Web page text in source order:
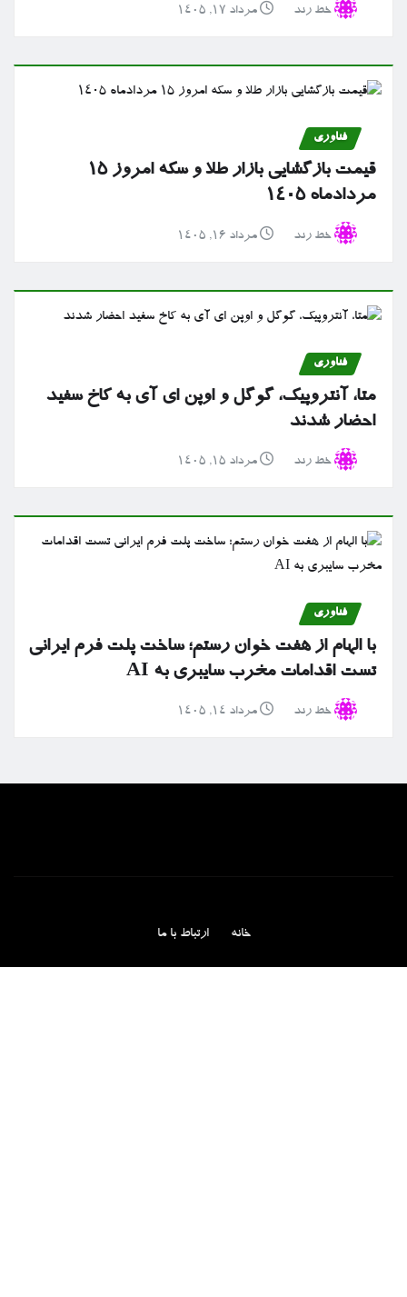
خط رند مرداد ۱۷, ۱۴۰۵
فناوری
قیمت بازگشایی بازار طلا و سکه امروز ۱۵
مردادماه ۱۴۰۵
خط رند مرداد ۱۶, ۱۴۰۵
فناوری
متا، آنتروپیک، گوگل و اوپن ای آی به کاخ سفید
احضار شدند
خط رند مرداد ۱۵, ۱۴۰۵
فناوری
با الهام از هفت خوان رستم؛ ساخت پلت فرم ایرانی
تست اقدامات مخرب سایبری به AI
خط رند مرداد ۱۴, ۱۴۰۵
خانه ارتباط با ما